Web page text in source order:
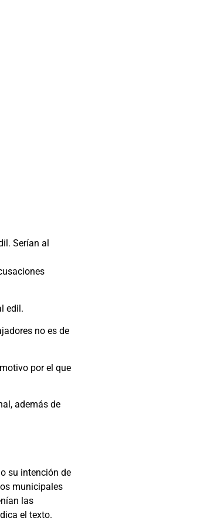
Serían al
edil.
no es de
por el que
además de
su intención de
municipales
las
el texto.